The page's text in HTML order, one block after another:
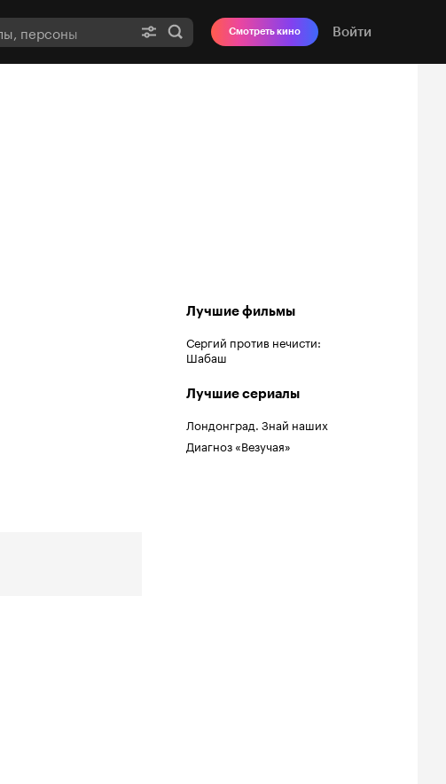
Смотреть кино Войти
Лучшие фильмы
Сергий против нечисти:
Шабаш
Лучшие сериалы
Лондонград. Знай наших
Диагноз «Везучая»